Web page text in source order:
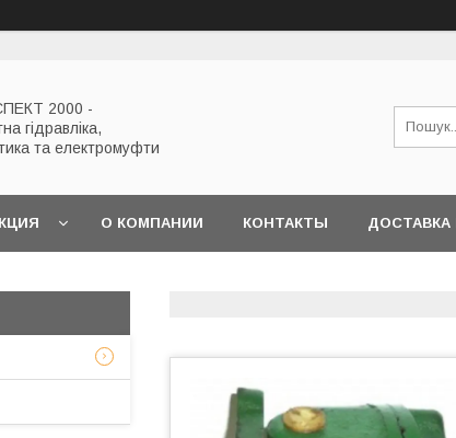
2000 -
гідравліка,
та електромуфти
О КОМПАНИИ КОНТАКТЫ ДОСТАВКА